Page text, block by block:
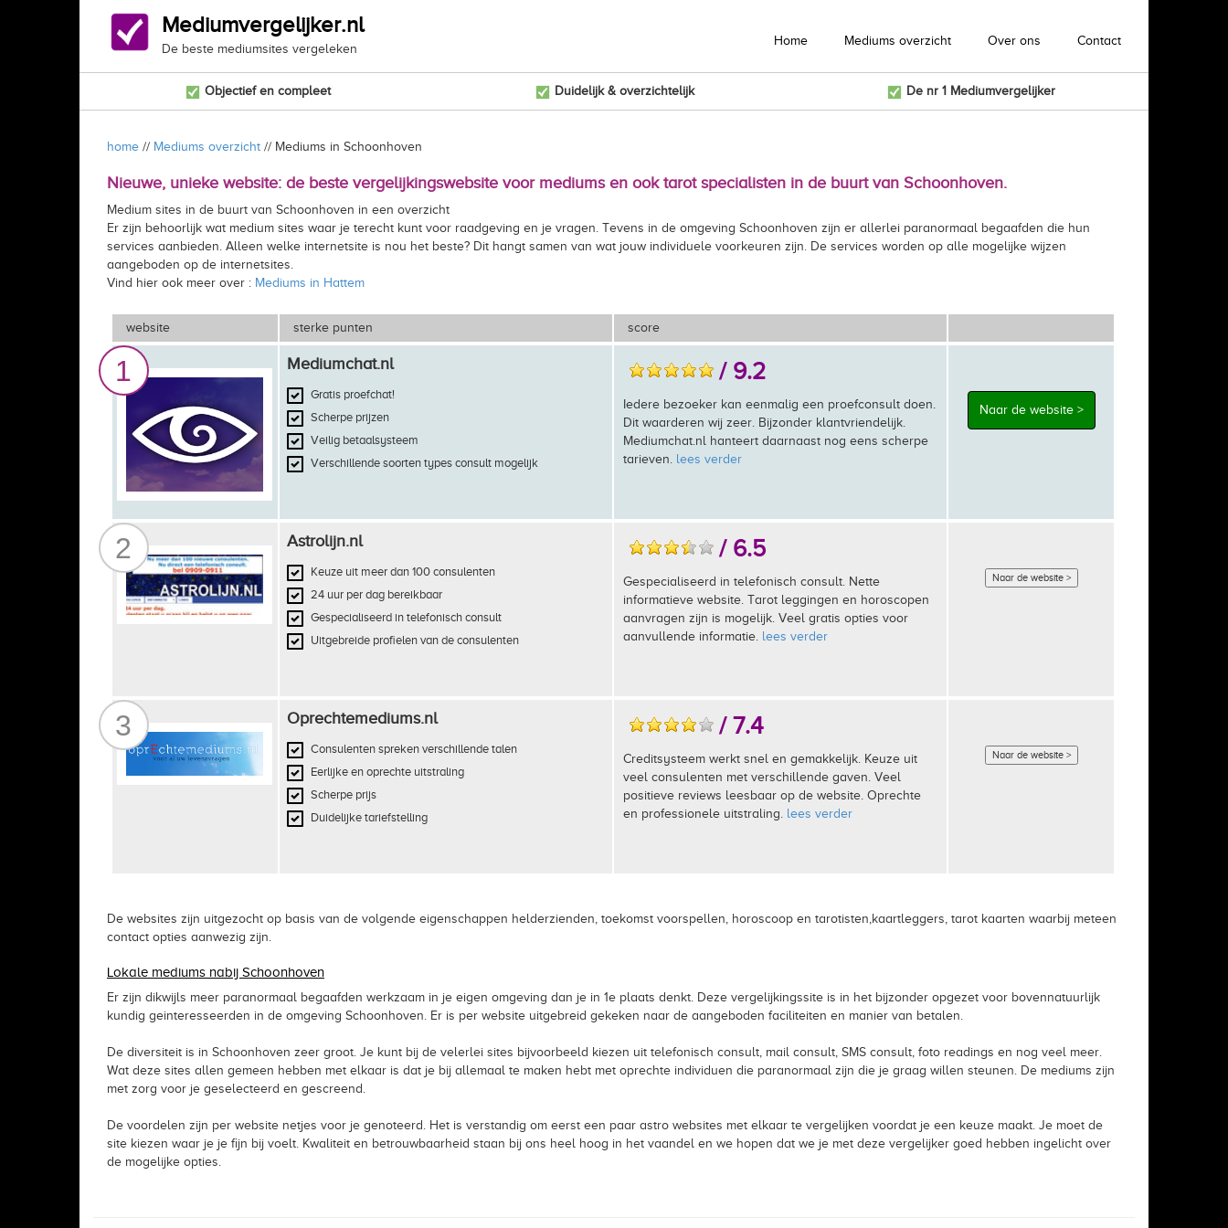
Mediumvergelijker.nl
De beste mediumsites vergeleken
Home Mediums overzicht Over ons Contact
Objectief en compleet Duidelijk & overzichtelijk De nr 1 Mediumvergelijker
home // Mediums overzicht // Mediums in Schoonhoven
Nieuwe, unieke website: de beste vergelijkingswebsite voor mediums en ook tarot specialisten in de buurt van Schoonhoven.
Medium sites in de buurt van Schoonhoven in een overzicht
Er zijn behoorlijk wat medium sites waar je terecht kunt voor raadgeving en je vragen. Tevens in de omgeving Schoonhoven zijn er allerlei paranormaal begaafden die hun
services aanbieden. Alleen welke internetsite is nou het beste? Dit hangt samen van wat jouw individuele voorkeuren zijn. De services worden op alle mogelijke wijzen
aangeboden op de internetsites.
Vind hier ook meer over : Mediums in Hattem
website sterke punten score
1 Mediumchat.nl
Gratis proefchat!
Scherpe prijzen
Veilig betaalsysteem
Verschillende soorten types consult mogelijk
/ 9.2
Iedere bezoeker kan eenmalig een proefconsult doen.
Dit waarderen wij zeer. Bijzonder klantvriendelijk.
Mediumchat.nl hanteert daarnaast nog eens scherpe
tarieven. lees verder
Naar de website >
2 Astrolijn.nl
Keuze uit meer dan 100 consulenten
24 uur per dag bereikbaar
Gespecialiseerd in telefonisch consult
Uitgebreide profielen van de consulenten
/ 6.5
Gespecialiseerd in telefonisch consult. Nette
informatieve website. Tarot leggingen en horoscopen
aanvragen zijn is mogelijk. Veel gratis opties voor
aanvullende informatie. lees verder
Naar de website >
3 Oprechtemediums.nl
Consulenten spreken verschillende talen
Eerlijke en oprechte uitstraling
Scherpe prijs
Duidelijke tariefstelling
/ 7.4
Creditsysteem werkt snel en gemakkelijk. Keuze uit
veel consulenten met verschillende gaven. Veel
positieve reviews leesbaar op de website. Oprechte
en professionele uitstraling. lees verder
Naar de website >
De websites zijn uitgezocht op basis van de volgende eigenschappen helderzienden, toekomst voorspellen, horoscoop en tarotisten,kaartleggers, tarot kaarten waarbij meteen
contact opties aanwezig zijn.
Lokale mediums nabij Schoonhoven
Er zijn dikwijls meer paranormaal begaafden werkzaam in je eigen omgeving dan je in 1e plaats denkt. Deze vergelijkingssite is in het bijzonder opgezet voor bovennatuurlijk
kundig geinteresseerden in de omgeving Schoonhoven. Er is per website uitgebreid gekeken naar de aangeboden faciliteiten en manier van betalen.
De diversiteit is in Schoonhoven zeer groot. Je kunt bij de velerlei sites bijvoorbeeld kiezen uit telefonisch consult, mail consult, SMS consult, foto readings en nog veel meer.
Wat deze sites allen gemeen hebben met elkaar is dat je bij allemaal te maken hebt met oprechte individuen die paranormaal zijn die je graag willen steunen. De mediums zijn
met zorg voor je geselecteerd en gescreend.
De voordelen zijn per website netjes voor je genoteerd. Het is verstandig om eerst een paar astro websites met elkaar te vergelijken voordat je een keuze maakt. Je moet de
site kiezen waar je je fijn bij voelt. Kwaliteit en betrouwbaarheid staan bij ons heel hoog in het vaandel en we hopen dat we je met deze vergelijker goed hebben ingelicht over
de mogelijke opties.